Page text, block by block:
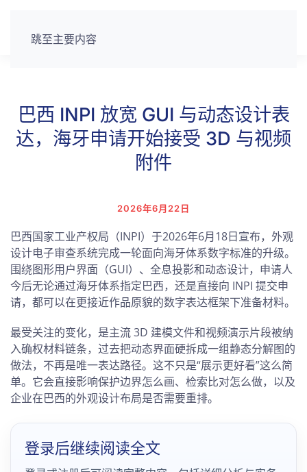
跳至主要内容
巴西 INPI 放宽 GUI 与动态设计表
达，海牙申请开始接受 3D 与视频
附件
2026年6月22日
巴西国家工业产权局（INPI）于2026年6月18日宣布，外观
设计电子审查系统完成一轮面向海牙体系数字标准的升级。
围绕图形用户界面（GUI）、全息投影和动态设计，申请人
今后无论通过海牙体系指定巴西，还是直接向 INPI 提交申
请，都可以在更接近作品原貌的数字表达框架下准备材料。
最受关注的变化，是主流 3D 建模文件和视频演示片段被纳
入确权材料链条，过去把动态界面硬拆成一组静态分解图的
做法，不再是唯一表达路径。这不只是“展示更好看”这么简
单。它会直接影响保护边界怎么画、检索比对怎么做，以及
企业在巴西的外观设计布局是否需要重排。
登录后继续阅读全文